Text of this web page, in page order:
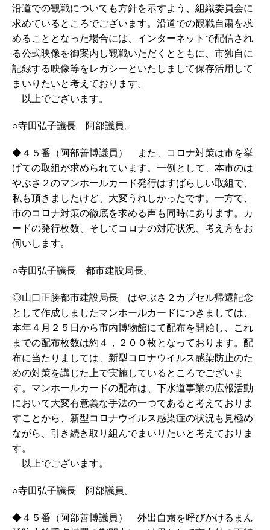
沿道での観戦についても方針を示すよう、組織委員会に
求めているところでございます。沿道での観戦自粛を求
めることとなった場合には、インターネットで配信され
る公式映像を御案内し観戦いただくとともに、市独自に
記録する映像等をレガシーといたしまして保存活用して
まいりたいと考えております。
以上でございます。
○寺田弘子議長 阿部議員。
◆４５番（阿部善博議員） また、コロナ対策は市を挙
げての取組が求められています。一例として、本市のは
やぶさ２のマンホールカード発行はすばらしい取組で、
私も頂きましたけど、大変うれしかったです。一方で、
市のコロナ対策の徹底を求める声も同時にあります。カ
ードの発行枚数、そしてコロナの対応状況、考え方をお
伺いします。
○寺田弘子議長 都市建設局長。
◎山口正勝都市建設局長 はやぶさ２カプセル帰還記念
として作成しましたマンホールカードにつきましては、
本年４月２５日から市内博物館にて配布を開始し、これ
までの配布枚数は約４，２００枚となっております。配
布に当たりましては、新型コロナウイルス感染防止のた
めの対策を講じた上で実施しているところでございま
す。マンホールカードの配布は、下水道事業の広報活動
において大変有意義な手法の一つであると考えておりま
すことから、新型コロナウイルス感染症の状況も見極め
ながら、引き続き取り組んでまいりたいと考えておりま
す。
以上でございます。
○寺田弘子議長 阿部議員。
◆４５番（阿部善博議員） 外出自粛を呼びかけるまん